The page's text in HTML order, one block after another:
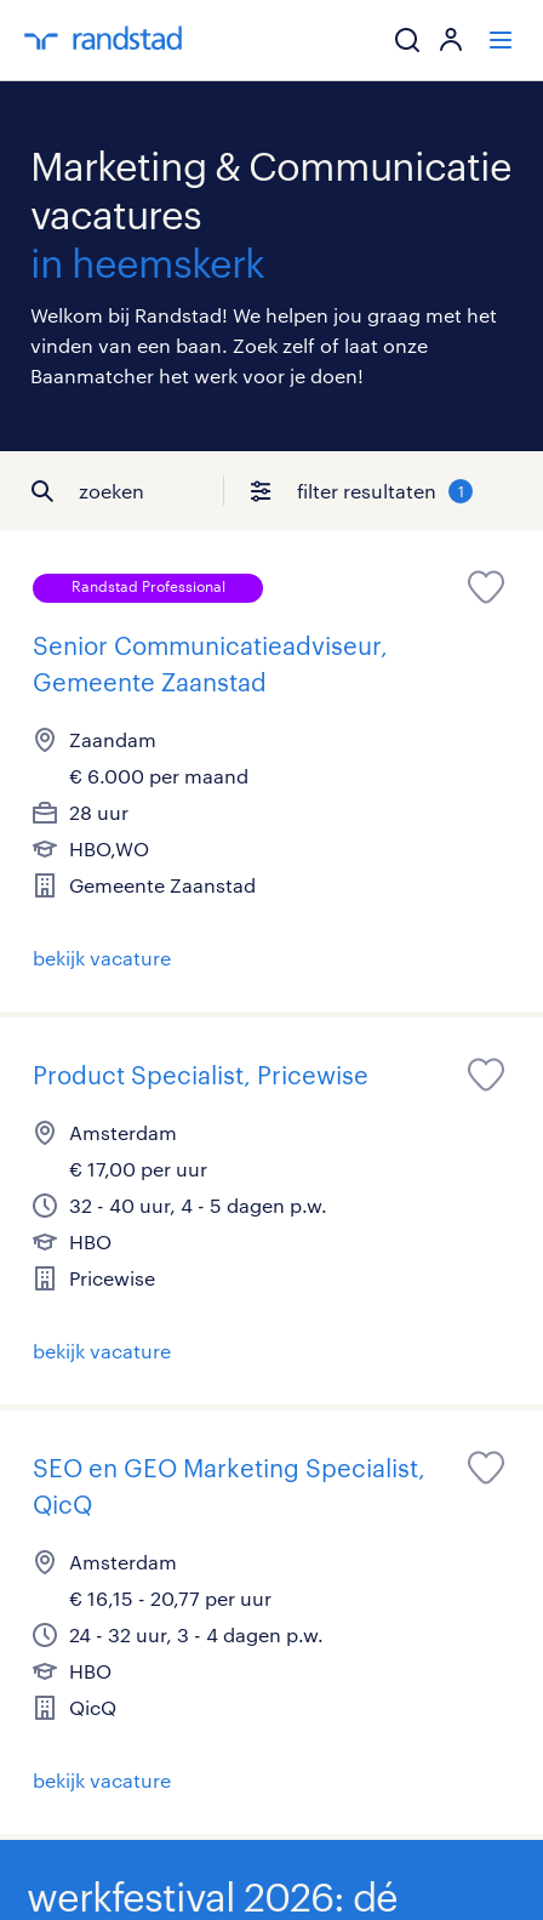
ik zoek een
over randstad
Marketing & Communicatie
vacatures
in heemskerk
Welkom bij Randstad! We helpen jou graag met het
vinden van een baan. Zoek zelf of laat onze
Baanmatcher het werk voor je doen!
zoeken filter resultaten 1
Randstad Professional
Senior Communicatieadviseur,
Gemeente Zaanstad
Zaandam
€ 6.000 per maand
28 uur
HBO,WO
Gemeente Zaanstad
bekijk vacature
Product Specialist, Pricewise
Amsterdam
€ 17,00 per uur
32 - 40 uur, 4 - 5 dagen p.w.
HBO
Pricewise
bekijk vacature
SEO en GEO Marketing Specialist,
QicQ
Amsterdam
€ 16,15 - 20,77 per uur
24 - 32 uur, 3 - 4 dagen p.w.
HBO
QicQ
bekijk vacature
werkfestival 2026: dé